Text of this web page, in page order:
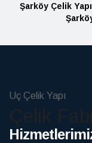
Şarköy Çelik
Uç Çelik Yapı
Çelik